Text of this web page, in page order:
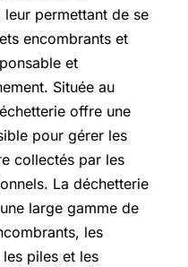
permettant de se
encombrants et
et
Située au
offre une
pour gérer les
collectés par les
La déchetterie
large gamme de
les
piles et les